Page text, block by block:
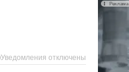
Уведомления отключены
Реклама